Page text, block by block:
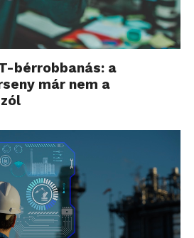
bérrobbanás: a
már nem a